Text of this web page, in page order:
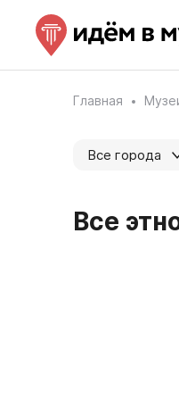
Главная
Все города
Все